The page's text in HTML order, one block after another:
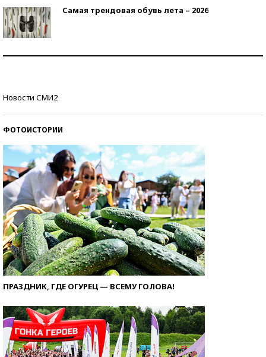
Самая трендовая обувь лета – 2026
Новости СМИ2
ФОТОИСТОРИИ
ПРАЗДНИК, ГДЕ ОГУРЕЦ — ВСЕМУ ГОЛОВА!